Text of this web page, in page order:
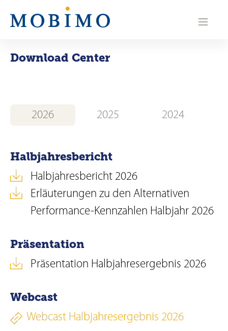
N
a
v
i
o
n
Download Center
2026 2025 2024
Halbjahresbericht
Halbjahresbericht 2026
Erläuterungen zu den Alternativen
Performance-Kennzahlen Halbjahr 2026
Präsentation
Präsentation Halbjahresergebnis 2026
Webcast
Webcast Halbjahresergebnis 2026